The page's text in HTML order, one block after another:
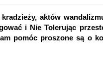
aktów
i Nie Tolerując
pomóc proszone są o